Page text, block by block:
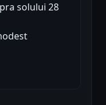
solului 28